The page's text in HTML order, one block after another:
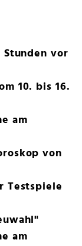
vor
10. bis 16.
am
von
Testspiele
am